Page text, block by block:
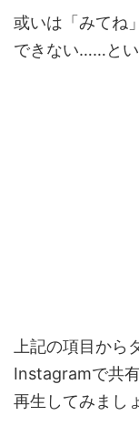
或いは「みてね
できない……とい
上記の項目から
Instagramで共
再生してみまし